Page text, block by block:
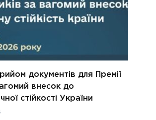
документів для Премії
внесок до
стійкості України